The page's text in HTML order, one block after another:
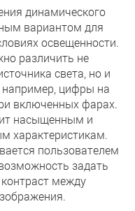
динамического
вариантом для
освещенности.
различить не
света, но и
например, цифры на
включенных фарах.
насыщенным и
характеристикам.
пользователем
задать
между